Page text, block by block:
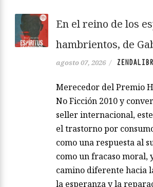
En el reino de los
hambrientos, de
agosto 07, 2026 /
Merecedor del Premio
No Ficción 2010 y
seller internacional,
el trastorno por
como una respuesta al
como un fracaso moral,
camino diferente hacia
la esperanza y la